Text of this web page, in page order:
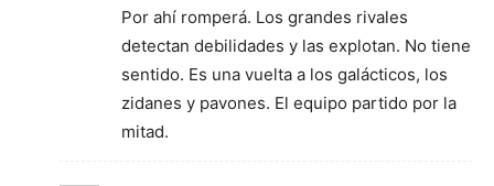
Por ahí romperá. Los grandes rivales
detectan debilidades y las explotan. No tiene
sentido. Es una vuelta a los galácticos, los
zidanes y pavones. El equipo partido por la
mitad.